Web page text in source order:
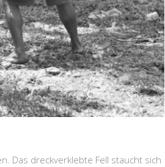
Das dreckverklebte Fell staucht sich